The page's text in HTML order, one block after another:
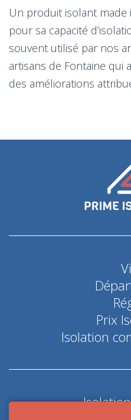
Un produit isolant made
pour sa capacité
souvent utilisé par nos
artisans de Fontaine qui
des améliorations
Prix
Isolation